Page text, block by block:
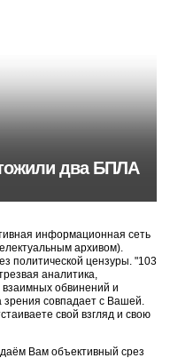
два БПЛА
информационная сеть
архивом).
политической цензуры. "103
аналитика,
обвинений и
зрения совпадает с Вашей.
свой взгляд и свою
Вам объективный срез